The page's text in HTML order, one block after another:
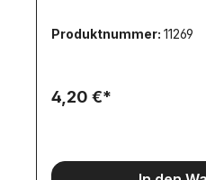
Produktnummer: 11269
4,20 €*